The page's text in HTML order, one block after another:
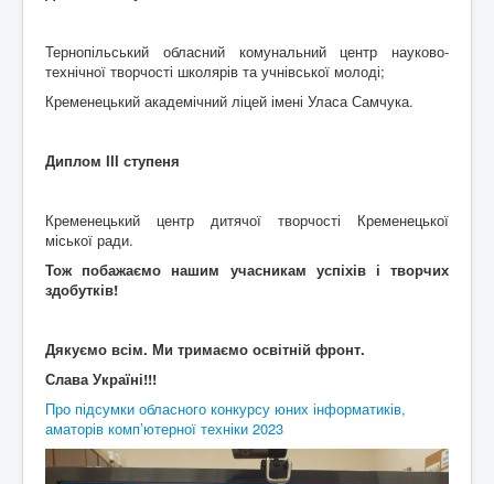
Тернопільський обласний комунальний центр науково-
технічної творчості школярів та учнівської молоді;
Кременецький академічний ліцей імені Уласа Самчука.
Диплом ІІІ ступеня
Кременецький центр дитячої творчості Кременецької
міської ради.
Тож побажаємо нашим учасникам успіхів і творчих
здобутків!
Дякуємо всім. Ми тримаємо освітній фронт.
Слава Україні!!!
Про підсумки обласного конкурсу юних інформатиків,
аматорів комп’ютерної техніки 2023